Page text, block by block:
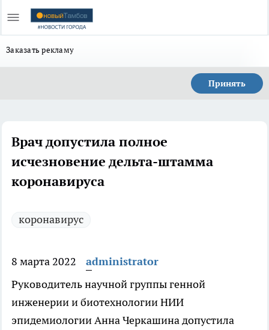
Заказать рекламу
Принять
Врач допустила полное
исчезновение дельта-штамма
коронавируса
коронавирус
8 марта 2022
administrator
Руководитель научной группы генной
инженерии и биотехнологии НИИ
эпидемиологии Анна Черкашина допустила